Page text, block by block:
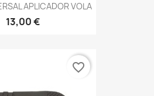
APLICADOR VOLA
13,00 €
favorite_border